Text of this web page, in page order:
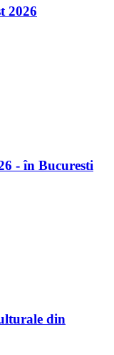
2026
- în Bucuresti
din